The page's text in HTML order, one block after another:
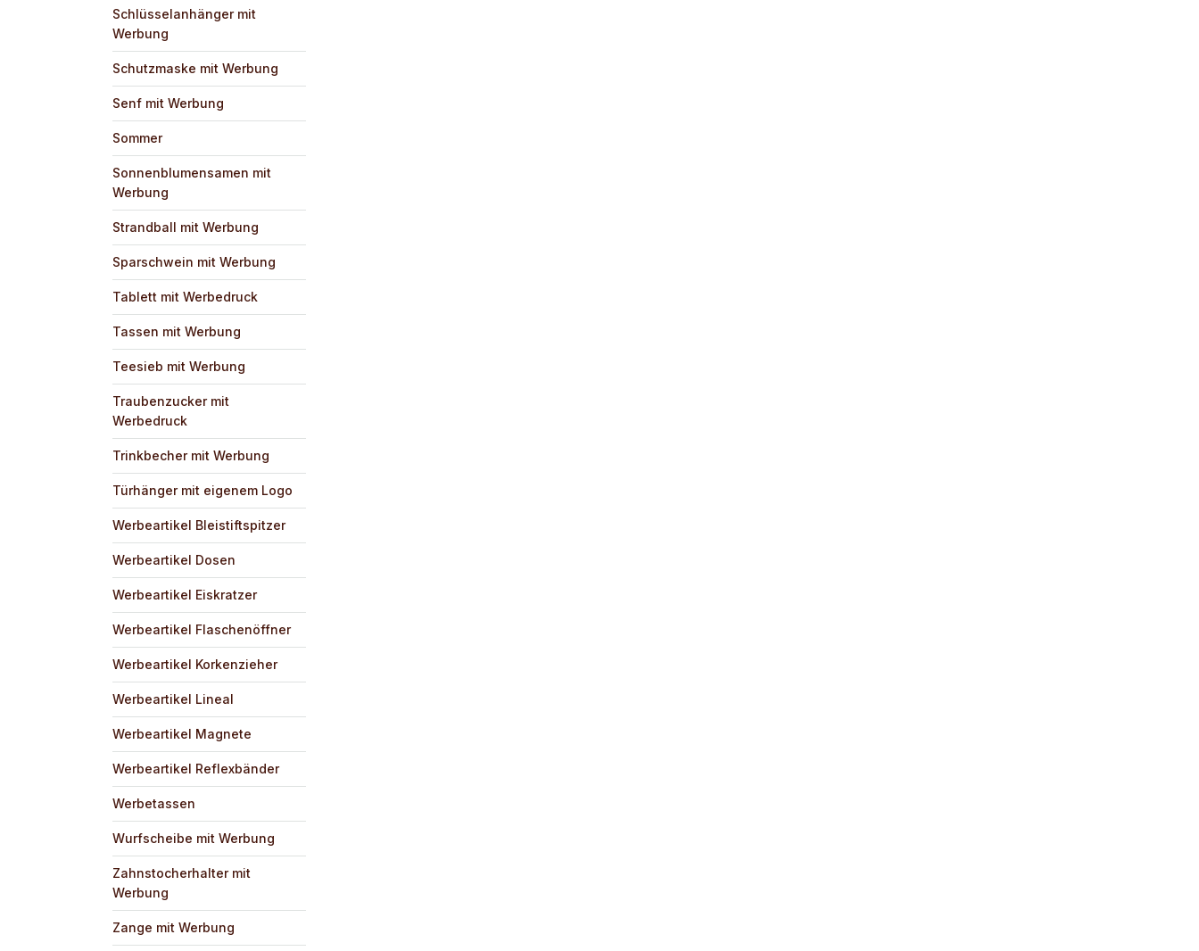
Schlüsselanhänger mit
Werbung
Schutzmaske mit Werbung
Senf mit Werbung
Sommer
Sonnenblumensamen mit
Werbung
Strandball mit Werbung
Sparschwein mit Werbung
Tablett mit Werbedruck
Tassen mit Werbung
Teesieb mit Werbung
Traubenzucker mit
Werbedruck
Trinkbecher mit Werbung
Türhänger mit eigenem Logo
Werbeartikel Bleistiftspitzer
Werbeartikel Dosen
Werbeartikel Eiskratzer
Werbeartikel Flaschenöffner
Werbeartikel Korkenzieher
Werbeartikel Lineal
Werbeartikel Magnete
Werbeartikel Reflexbänder
Werbetassen
Wurfscheibe mit Werbung
Zahnstocherhalter mit
Werbung
Zange mit Werbung